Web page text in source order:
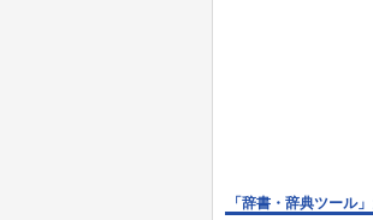
「辞書・辞典ツール